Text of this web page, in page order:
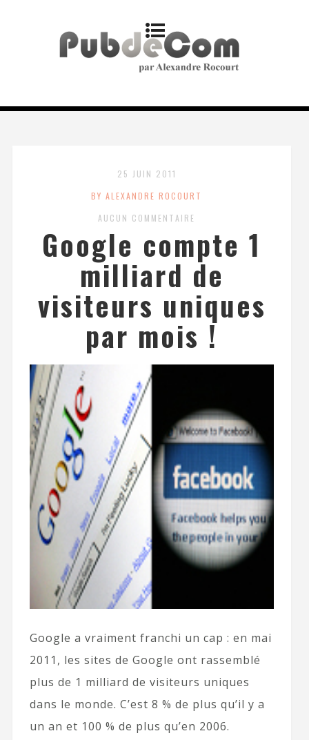
25 JUIN 2011
BY ALEXANDRE ROCOURT
AUCUN COMMENTAIRE
Google compte 1
milliard de
visiteurs uniques
par mois !
Google a vraiment franchi un cap : en mai
2011, les sites de Google ont rassemblé
plus de 1 milliard de visiteurs uniques
dans le monde. C’est 8 % de plus qu’il y a
un an et 100 % de plus qu’en 2006.